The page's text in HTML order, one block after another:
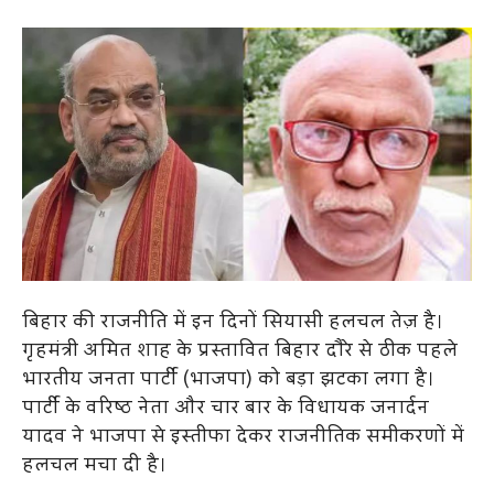
बिहार की राजनीति में इन दिनों सियासी हलचल तेज़ है।
गृहमंत्री अमित शाह के प्रस्तावित बिहार दौरे से ठीक पहले
भारतीय जनता पार्टी (भाजपा) को बड़ा झटका लगा है।
पार्टी के वरिष्ठ नेता और चार बार के विधायक जनार्दन
यादव ने भाजपा से इस्तीफा देकर राजनीतिक समीकरणों में
हलचल मचा दी है।